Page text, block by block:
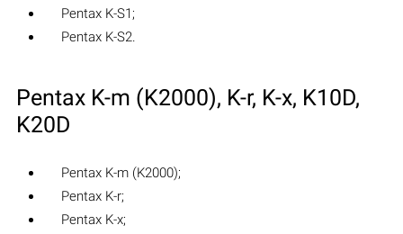
Pentax K-S1;
Pentax K-S2.
Pentax K-m (K2000), K-r, K-x, K10D,
K20D
Pentax K-m (K2000);
Pentax K-r;
Pentax K-x;